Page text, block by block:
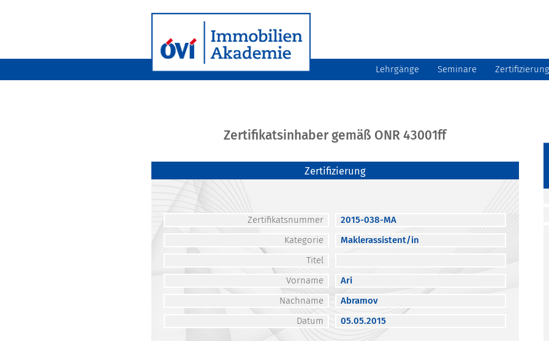
Lehrgänge Seminare Zertifizierung
Zertifikatsinhaber gemäß ONR 43001ff
Zertifizierung
Zertifikatsnummer
2015-038-MA
Kategorie
Maklerassistent/in
Titel
Vorname
Ari
Nachname
Abramov
Datum
05.05.2015